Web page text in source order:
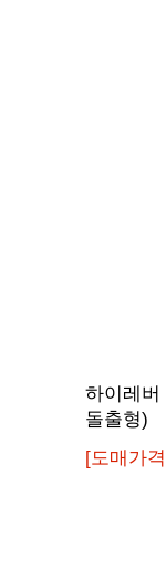
하이레버
돌출형)
[도매가